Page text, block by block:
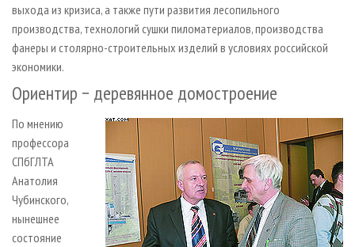
выхода из кризиса, а также пути развития лесопильного
производства, технологий сушки пиломатериалов, производства
фанеры и столярно-строительных изделий в условиях российской
экономики.
Ориентир − деревянное домостроение
По мнению
профессора
СПбГЛТА
Анатолия
Чубинского,
нынешнее
состояние